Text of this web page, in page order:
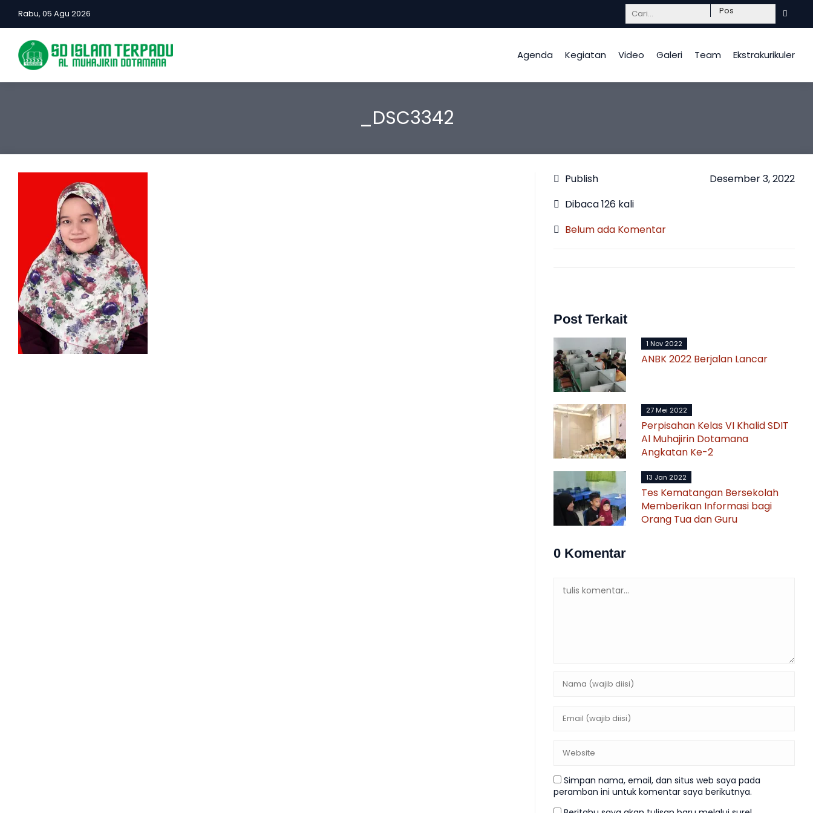
Rabu, 05 Agu 2026 Mendidik dengan hati, InsyaAllah berkah.
Agenda Kegiatan Video Galeri Team Ekstrakurikuler
_DSC3342
Publish
Desember 3, 2022
Dibaca 126 kali
Belum ada Komentar
Post Terkait
1 Nov 2022
ANBK 2022 Berjalan Lancar
27 Mei 2022
Perpisahan Kelas VI Khalid SDIT
Al Muhajirin Dotamana
Angkatan Ke-2
13 Jan 2022
Tes Kematangan Bersekolah
Memberikan Informasi bagi
Orang Tua dan Guru
0 Komentar
Simpan nama, email, dan situs web saya pada
peramban ini untuk komentar saya berikutnya.